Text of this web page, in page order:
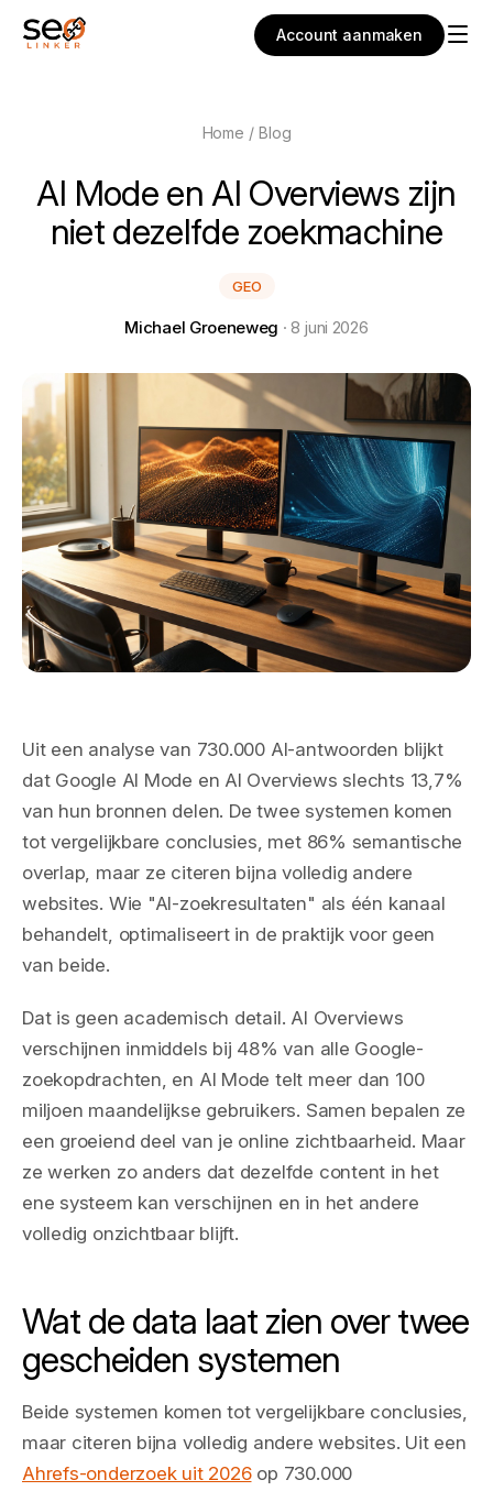
Account aanmaken
Home / Blog
AI Mode en AI Overviews zijn
niet dezelfde zoekmachine
GEO
Michael Groeneweg · 8 juni 2026
Uit een analyse van 730.000 AI-antwoorden blijkt
dat Google AI Mode en AI Overviews slechts 13,7%
van hun bronnen delen. De twee systemen komen
tot vergelijkbare conclusies, met 86% semantische
overlap, maar ze citeren bijna volledig andere
websites. Wie "AI-zoekresultaten" als één kanaal
behandelt, optimaliseert in de praktijk voor geen
van beide.
Dat is geen academisch detail. AI Overviews
verschijnen inmiddels bij 48% van alle Google-
zoekopdrachten, en AI Mode telt meer dan 100
miljoen maandelijkse gebruikers. Samen bepalen ze
een groeiend deel van je online zichtbaarheid. Maar
ze werken zo anders dat dezelfde content in het
ene systeem kan verschijnen en in het andere
volledig onzichtbaar blijft.
Wat de data laat zien over twee
gescheiden systemen
Beide systemen komen tot vergelijkbare conclusies,
maar citeren bijna volledig andere websites. Uit een
Ahrefs-onderzoek uit 2026op 730.000